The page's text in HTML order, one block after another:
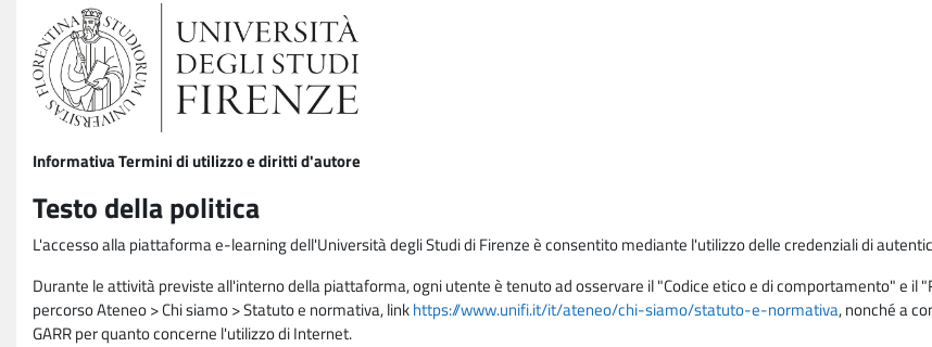
Informativa Termini di utilizzo e diritti d'autore
Testo della politica
L'accesso alla piattaforma e-learning dell'Università degli Studi di Firenze è consentito mediante l'utilizzo delle credenziali di
Durante le attività previste all'interno della piattaforma, ogni utente è tenuto ad osservare il "Codice etico e di comportamento" e il
percorso Ateneo > Chi siamo > Statuto e normativa, linkhttps://www.unifi.it/it/ateneo/chi-siamo/statuto-e-normativa, nonché a
GARR per quanto concerne l'utilizzo di Internet.